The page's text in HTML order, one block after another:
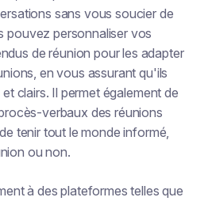
sans vous soucier de
pouvez personnaliser vos
de réunion pour les adapter
en vous assurant qu'ils
clairs. Il permet également de
verbaux des réunions
tenir tout le monde informé,
ou non.
à des plateformes telles que